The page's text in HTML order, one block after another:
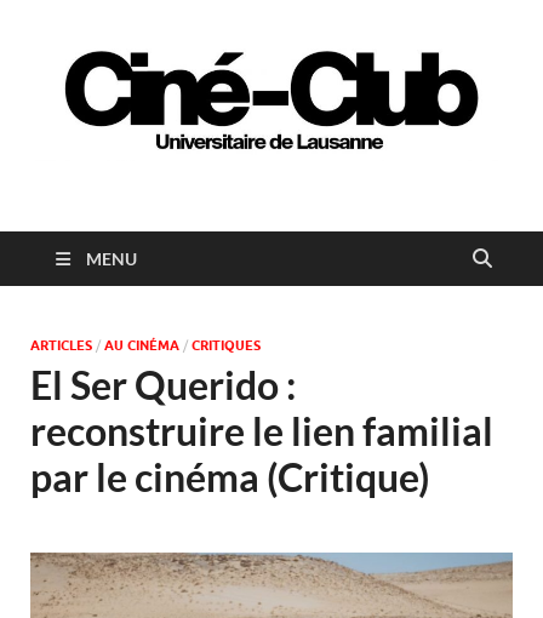
Ciné-club universitaire
de Lausanne
MENU
ARTICLES / AU CINÉMA / CRITIQUES
El Ser Querido :
reconstruire le lien familial
par le cinéma (Critique)